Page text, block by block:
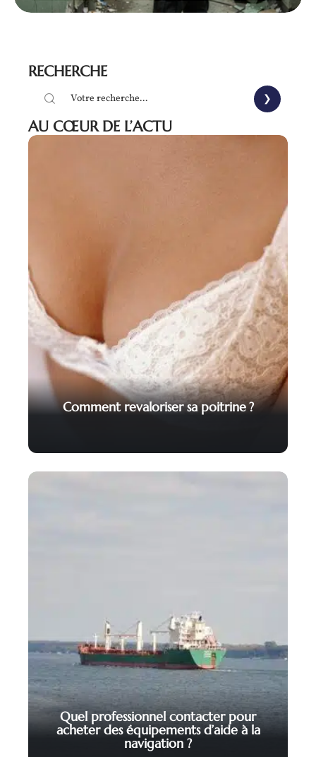
RECHERCHE
AU CŒUR DE L’ACTU
Comment revaloriser sa poitrine ?
Quel professionnel contacter pour
acheter des équipements d’aide à la
navigation ?